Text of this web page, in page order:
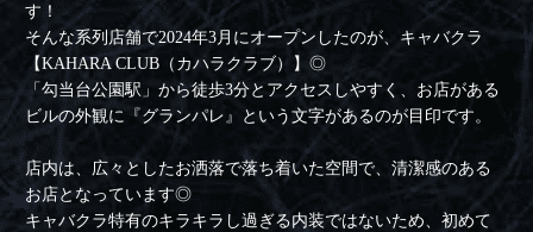
す！
そんな系列店舗で2024年3月にオープンしたのが、キャバクラ
【KAHARA CLUB（カハラクラブ）】◎
「勾当台公園駅」から徒歩3分とアクセスしやすく、お店がある
ビルの外観に『グランパレ』という文字があるのが目印です。
店内は、広々としたお洒落で落ち着いた空間で、清潔感のある
お店となっています◎
キャバクラ特有のキラキラし過ぎる内装ではないため、初めて